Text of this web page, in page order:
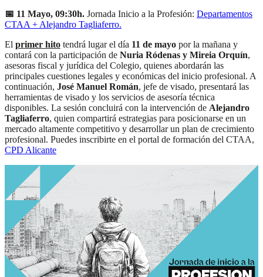
📅 11 Mayo, 09:30h. Jornada Inicio a la Profesión: Departamentos
CTAA + Alejandro Tagliaferro.
El primer hito tendrá lugar el día 11 de mayo por la mañana y
contará con la participación de Nuria Ródenas y Mireia Orquín,
asesoras fiscal y jurídica del Colegio, quienes abordarán las
principales cuestiones legales y económicas del inicio profesional. A
continuación, José Manuel Román, jefe de visado, presentará las
herramientas de visado y los servicios de asesoría técnica
disponibles. La sesión concluirá con la intervención de Alejandro
Tagliaferro, quien compartirá estrategias para posicionarse en un
mercado altamente competitivo y desarrollar un plan de crecimiento
profesional. Puedes inscribirte en el portal de formación del CTAA,
CPD Alicante